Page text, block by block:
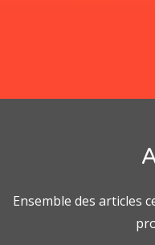
Ensemble des articles
poste de développeur